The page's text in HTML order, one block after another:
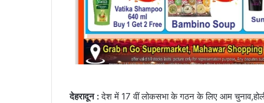
देहरादून :देश में 17 वीं लोकसभा के गठन के लिए आम